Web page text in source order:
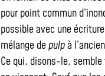
pour point commun
possible avec une
mélange depulpà
Ce qui, disons-le,